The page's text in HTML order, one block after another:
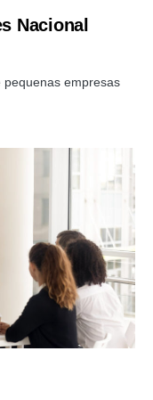
Nacional
pequenas empresas